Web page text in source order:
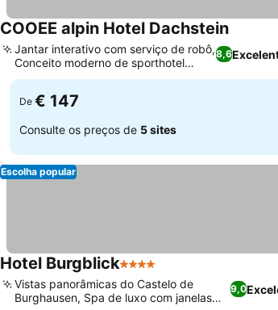
COOEE alpin Hotel DachsteinVer
8,6
Jantar interativo com serviço de robô,
Conceito moderno de sporthotel
alpino
De € 147
Consulte os preços de 5 sites
Escolha popular
Hotel Burgblick4 Estrelas
9,0
Vistas panorâmicas do Castelo de
Burghausen, Spa de luxo com janelas